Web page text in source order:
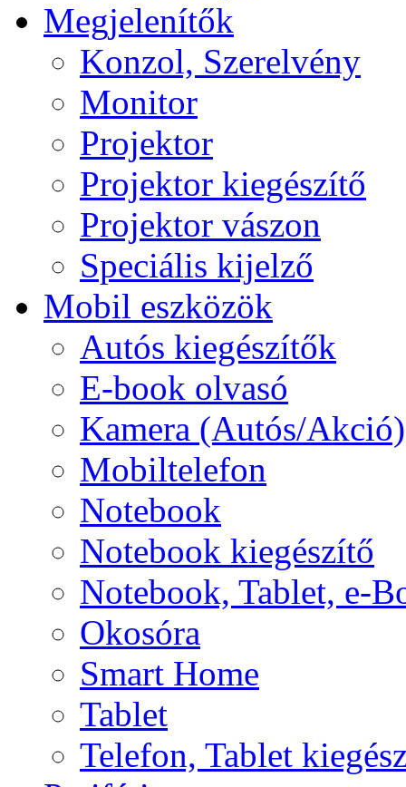
Megjelenítők
Konzol, Szerelvény
Monitor
Projektor
Projektor kiegészítő
Projektor vászon
Speciális kijelző
Mobil eszközök
Autós kiegészítők
E-book olvasó
Kamera (Autós/Akció)
Mobiltelefon
Notebook
Notebook kiegészítő
Notebook, Tablet, e-
Okosóra
Smart Home
Tablet
Telefon, Tablet